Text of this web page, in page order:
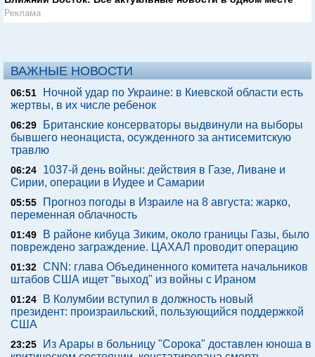
Реклама
ВАЖНЫЕ НОВОСТИ
06:51
Ночной удар по Украине: в Киевской области есть
жертвы, в их числе ребенок
06:29
Британские консерваторы выдвинули на выборы
бывшего неонациста, осужденного за антисемитскую
травлю
06:24
1037-й день войны: действия в Газе, Ливане и
Сирии, операции в Иудее и Самарии
05:55
Прогноз погоды в Израиле на 8 августа: жарко,
переменная облачность
01:49
В районе кибуца Зиким, около границы Газы, было
повреждено заграждение. ЦАХАЛ проводит операцию
01:32 CNN: глава Объединенного комитета начальников
штабов США ищет "выход" из войны с Ираном
01:24
В Колумбии вступил в должность новый
президент: произраильский, пользующийся поддержкой
США
23:25
Из Арары в больницу "Сорока" доставлен юноша в